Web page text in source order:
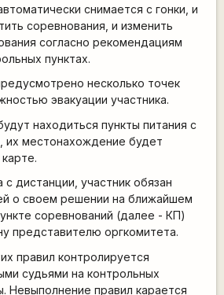
снимается с гонки, и
соревнования, и изменить
согласно рекомендациям
пунктах.
несколько точек
эвакуации участника.
находиться пункты питания с
их местонахождение будет
с дистанции, участник обязан
о своем решении на ближайшем
соревнований (далее - КП)
представителю оргкомитета.
правил контролируется
судьями на контрольных
Невыполнение правил карается